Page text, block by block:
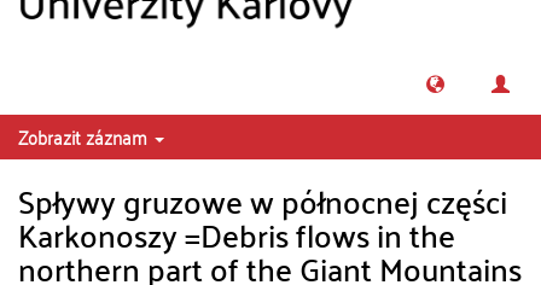
Zobrazit záznam
Spływy gruzowe w północnej części
Karkonoszy =Debris flows in the
northern part of the Giant Mountains